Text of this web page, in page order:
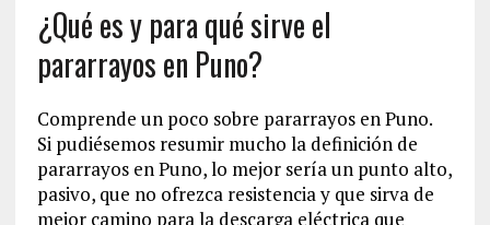
¿Qué es y para qué sirve el
pararrayos en Puno?
Comprende un poco sobre pararrayos en Puno.
Si pudiésemos resumir mucho la definición de
pararrayos en Puno, lo mejor sería un punto alto,
pasivo, que no ofrezca resistencia y que sirva de
mejor camino para la descarga eléctrica que